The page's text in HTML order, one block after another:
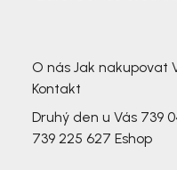
O nás Jak nakupovat
Kontakt
Druhý den u Vás 739
739 225 627 Eshop